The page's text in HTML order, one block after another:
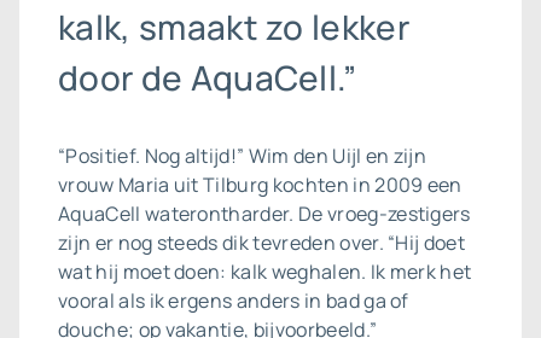
kalk, smaakt zo lekker
door de AquaCell.”
“Positief. Nog altijd!” Wim den Uijl en zijn
vrouw Maria uit Tilburg kochten in 2009 een
AquaCell waterontharder. De vroeg-zestigers
zijn er nog steeds dik tevreden over. “Hij doet
wat hij moet doen: kalk weghalen. Ik merk het
vooral als ik ergens anders in bad ga of
douche; op vakantie, bijvoorbeeld.”